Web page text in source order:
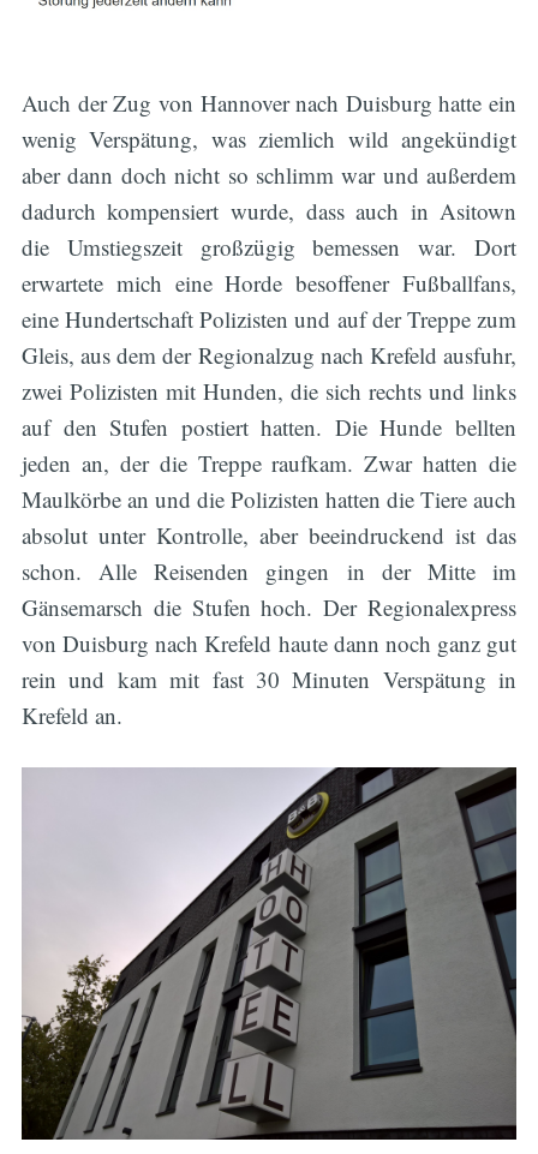
Auch der Zug von Hannover nach Duisburg hatte ein
wenig Verspätung, was ziemlich wild angekündigt
aber dann doch nicht so schlimm war und außerdem
dadurch kompensiert wurde, dass auch in Asitown
die Umstiegszeit großzügig bemessen war. Dort
erwartete mich eine Horde besoffener Fußballfans,
eine Hundertschaft Polizisten und auf der Treppe zum
Gleis, aus dem der Regionalzug nach Krefeld ausfuhr,
zwei Polizisten mit Hunden, die sich rechts und links
auf den Stufen postiert hatten. Die Hunde bellten
jeden an, der die Treppe raufkam. Zwar hatten die
Maulkörbe an und die Polizisten hatten die Tiere auch
absolut unter Kontrolle, aber beeindruckend ist das
schon. Alle Reisenden gingen in der Mitte im
Gänsemarsch die Stufen hoch. Der Regionalexpress
von Duisburg nach Krefeld haute dann noch ganz gut
rein und kam mit fast 30 Minuten Verspätung in
Krefeld an.